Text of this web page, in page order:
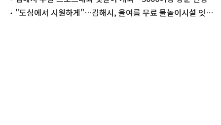
"도심에서 시원하게"…김해시, 올여름 무료 물놀이시설 잇따